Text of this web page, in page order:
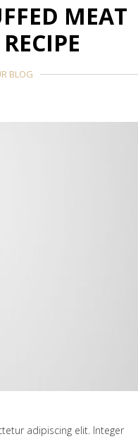
MEAT
BLOG
adipiscing elit. Integer